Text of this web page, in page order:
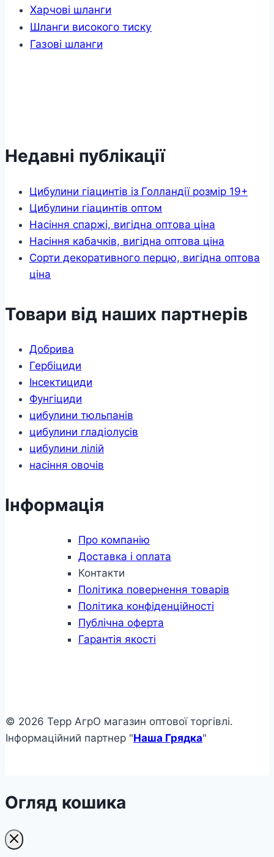
Харчові шланги
Шланги високого тиску
Газові шланги
Недавні публікації
Цибулини гіацинтів із Голландії розмір 19+
Цибулини гіацинтів оптом
Насіння спаржі, вигідна оптова ціна
Насіння кабачків, вигідна оптова ціна
Сорти декоративного перцю, вигідна оптова
ціна
Товари від наших партнерів
Добрива
Гербіциди
Інсектициди
Фунгіциди
цибулини тюльпанів
цибулини гладіолусів
цибулини лілій
насіння овочів
Інформація
Про компанію
Доставка і оплата
Контакти
Політика повернення товарів
Політика конфіденційності
Публічна оферта
Гарантія якості
© 2026 Терр АгрО магазин оптової торгівлі.
Інформаційний партнер "Наша Грядка"
Огляд кошика